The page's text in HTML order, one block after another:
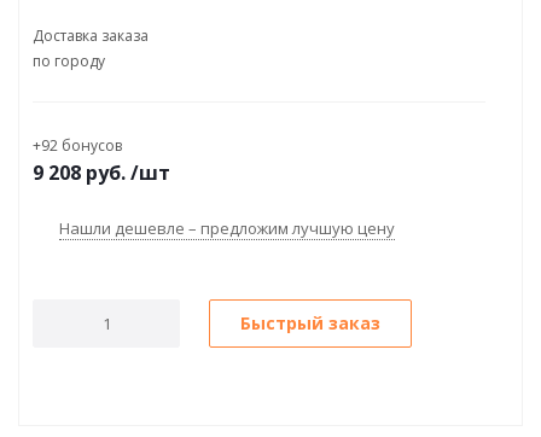
Доставка заказа
по городу
+92 бонусов
9 208 руб./шт
Нашли дешевле – предложим лучшую цену
Быстрый заказ